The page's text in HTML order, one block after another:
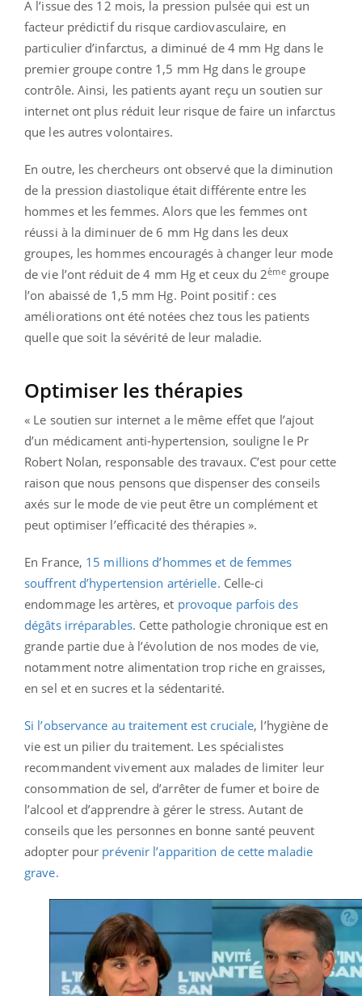
A l’issue des 12 mois, la pression pulsée qui est un
facteur prédictif du risque cardiovasculaire, en
particulier d’infarctus, a diminué de 4 mm Hg dans le
premier groupe contre 1,5 mm Hg dans le groupe
contrôle. Ainsi, les patients ayant reçu un soutien sur
internet ont plus réduit leur risque de faire un infarctus
que les autres volontaires.
En outre, les chercheurs ont observé que la diminution
de la pression diastolique était différente entre les
hommes et les femmes. Alors que les femmes ont
réussi à la diminuer de 6 mm Hg dans les deux
groupes, les hommes encouragés à changer leur mode
de vie l’ont réduit de 4 mm Hg et ceux du 2èmegroupe
l’on abaissé de 1,5 mm Hg. Point positif : ces
améliorations ont été notées chez tous les patients
quelle que soit la sévérité de leur maladie.
Optimiser les thérapies
« Le soutien sur internet a le même effet que l’ajout
d’un médicament anti-hypertension, souligne le Pr
Robert Nolan, responsable des travaux. C’est pour cette
raison que nous pensons que dispenser des conseils
axés sur le mode de vie peut être un complément et
peut optimiser l’efficacité des thérapies ».
En France, 15 millions d’hommes et de femmes
souffrent d’hypertension artérielle. Celle-ci
endommage les artères, et provoque parfois des
dégâts irréparables. Cette pathologie chronique est en
grande partie due à l’évolution de nos modes de vie,
notamment notre alimentation trop riche en graisses,
en sel et en sucres et la sédentarité.
Si l’observance au traitement est cruciale, l’hygiène de
vie est un pilier du traitement. Les spécialistes
recommandent vivement aux malades de limiter leur
consommation de sel, d’arrêter de fumer et boire de
l’alcool et d’apprendre à gérer le stress. Autant de
conseils que les personnes en bonne santé peuvent
adopter pour prévenir l’apparition de cette maladie
grave.